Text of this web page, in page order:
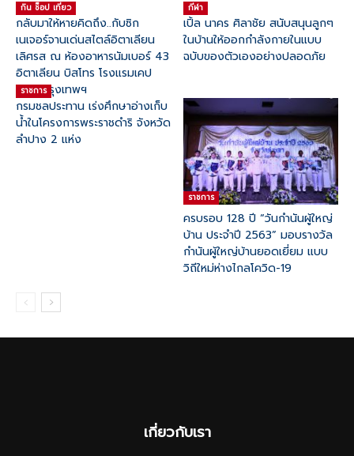
กิน ช๊อป เที่ยว
กลับมาให้หายคิดถึง..กับซิก
เนเจอร์จานเด่นสไตล์อิตาเลียน
เลิศรส ณ ห้องอาหารนัมเบอร์ 43
อิตาเลียน บิสโทร โรงแรมเคป
เฮ้าส์ กรุงเทพฯ
กีฬา
เปิ้ล นาคร ศิลาชัย สนับสนุนลูกๆ
ในบ้านให้ออกกำลังกายในแบบ
ฉบับของตัวเองอย่างปลอดภัย
ราชการ
กรมชลประทาน เร่งศึกษาอ่างเก็บ
น้ำในโครงการพระราชดำริ จังหวัด
ลำปาง 2 แห่ง
ราชการ
ครบรอบ 128 ปี “วันกำนันผู้ใหญ่
บ้าน ประจำปี 2563” มอบรางวัล
กำนันผู้ใหญ่บ้านยอดเยี่ยม แบบ
วิถีใหม่ห่างไกลโควิด-19
เกี่ยวกับเรา